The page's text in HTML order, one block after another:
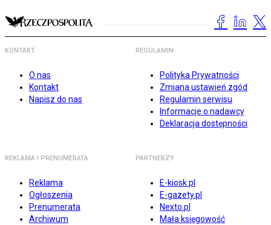
KONTAKT
O nas
Kontakt
Napisz do nas
REGULAMIN
Polityka Prywatności
Zmiana ustawień zgód
Regulamin serwisu
Informacje o nadawcy
Deklaracja dostępności
REKLAMA I PRENUMERATA
Reklama
Ogłoszenia
Prenumerata
Archiwum
PARTNERZY
E-kiosk.pl
E-gazety.pl
Nexto.pl
Mała księgowość